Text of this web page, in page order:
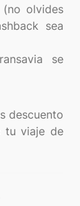
olvides
sea
se
descuento
tu viaje de